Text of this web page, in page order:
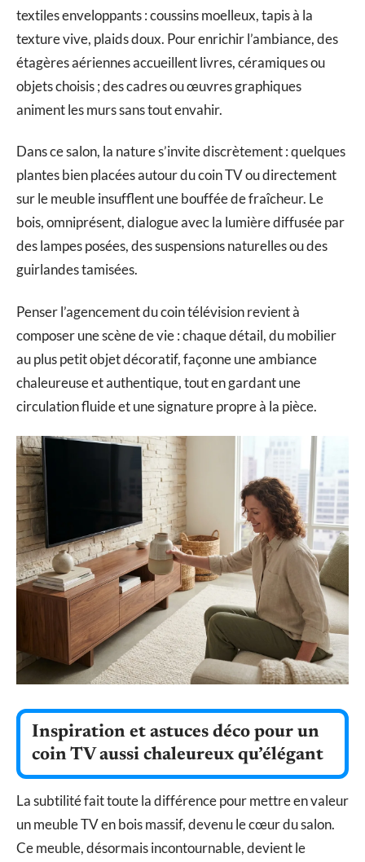
textiles enveloppants : coussins moelleux, tapis à la
texture vive, plaids doux. Pour enrichir l’ambiance, des
étagères aériennes accueillent livres, céramiques ou
objets choisis ; des cadres ou œuvres graphiques
animent les murs sans tout envahir.
Dans ce salon, la nature s’invite discrètement : quelques
plantes bien placées autour du coin TV ou directement
sur le meuble insufflent une bouffée de fraîcheur. Le
bois, omniprésent, dialogue avec la lumière diffusée par
des lampes posées, des suspensions naturelles ou des
guirlandes tamisées.
Penser l’agencement du coin télévision revient à
composer une scène de vie : chaque détail, du mobilier
au plus petit objet décoratif, façonne une ambiance
chaleureuse et authentique, tout en gardant une
circulation fluide et une signature propre à la pièce.
Inspiration et astuces déco pour un
coin TV aussi chaleureux qu’élégant
La subtilité fait toute la différence pour mettre en valeur
un meuble TV en bois massif, devenu le cœur du salon.
Ce meuble, désormais incontournable, devient le